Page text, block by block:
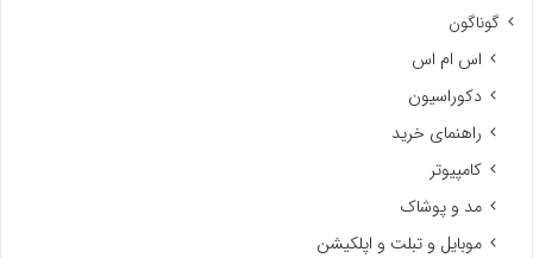
گوناگون
اس ام اس
دکوراسیون
راهنمای خرید
کامپیوتر
مد و پوشاک
موبایل و تبلت و اپلکیشن